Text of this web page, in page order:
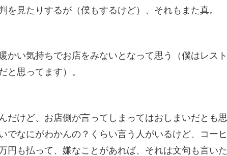
を見たりするが（僕もするけど）、それもまた真。
かい気持ちでお店をみないとなって思う（僕はレスト
と思ってます）。
だけど、お店側が言ってしまってはおしまいだとも思
でなにがわかんの？くらい言う人がいるけど、コーヒ
円も払って、嫌なことがあれば、それは文句も言いた